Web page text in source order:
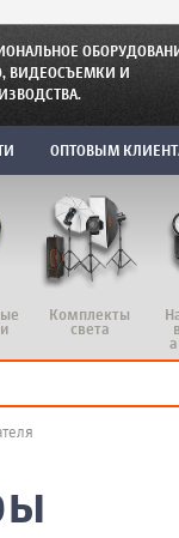
ВИДЕОСЪЕМКИ И
ОПТОВЫМ
Комплекты
света